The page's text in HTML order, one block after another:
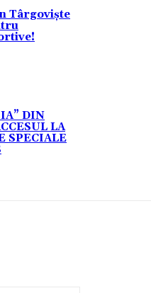
Târgoviște
DIN
LA
SPECIALE